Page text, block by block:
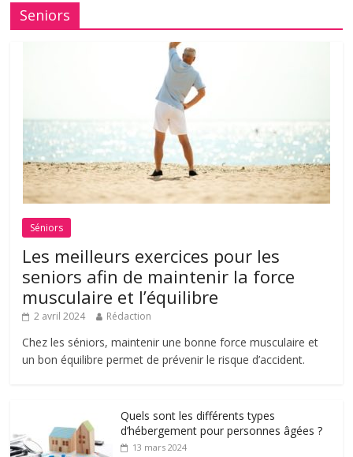
Seniors
Séniors
Les meilleurs exercices pour les
seniors afin de maintenir la force
musculaire et l’équilibre
2 avril 2024 Rédaction
Chez les séniors, maintenir une bonne force musculaire et
un bon équilibre permet de prévenir le risque d’accident.
Quels sont les différents types
d’hébergement pour personnes âgées ?
13 mars 2024